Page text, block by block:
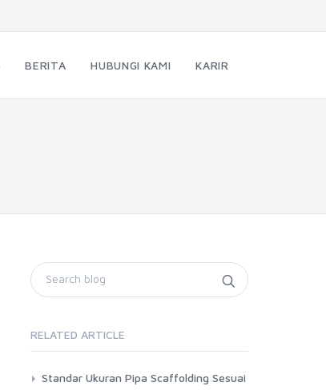
BERITA HUBUNGI KAMI KARIR
RELATED ARTICLE
Standar Ukuran Pipa Scaffolding Sesuai